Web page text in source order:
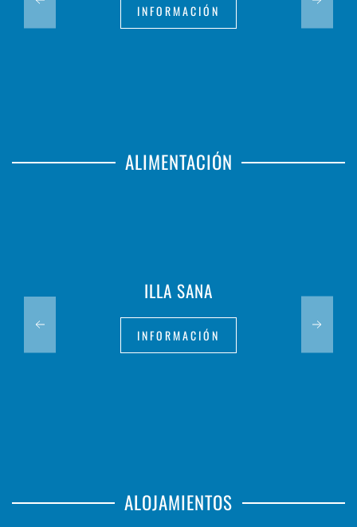
INFORMACIÓN
ALIMENTACIÓN
ILLA SANA
INFORMACIÓN
ALOJAMIENTOS